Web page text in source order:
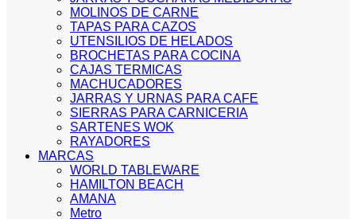
MOLINOS DE CARNE
TAPAS PARA CAZOS
UTENSILIOS DE HELADOS
BROCHETAS PARA COCINA
CAJAS TERMICAS
MACHUCADORES
JARRAS Y URNAS PARA CAFE
SIERRAS PARA CARNICERIA
SARTENES WOK
RAYADORES
MARCAS
WORLD TABLEWARE
HAMILTON BEACH
AMANA
Metro